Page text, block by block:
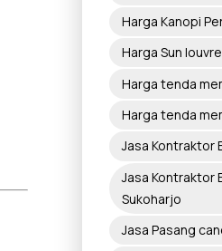
Harga Kanopi
Harga Sun
Harga tenda
Harga tenda
Jasa Kontraktor
Jasa Kontraktor
Sukoharjo
Jasa Pasang